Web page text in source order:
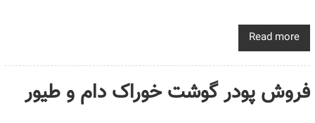
Read more
فروش پودر گوشت خوراک دام و طیور